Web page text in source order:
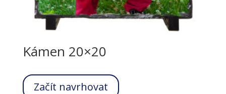
Kámen 20×20
Začít navrhovat